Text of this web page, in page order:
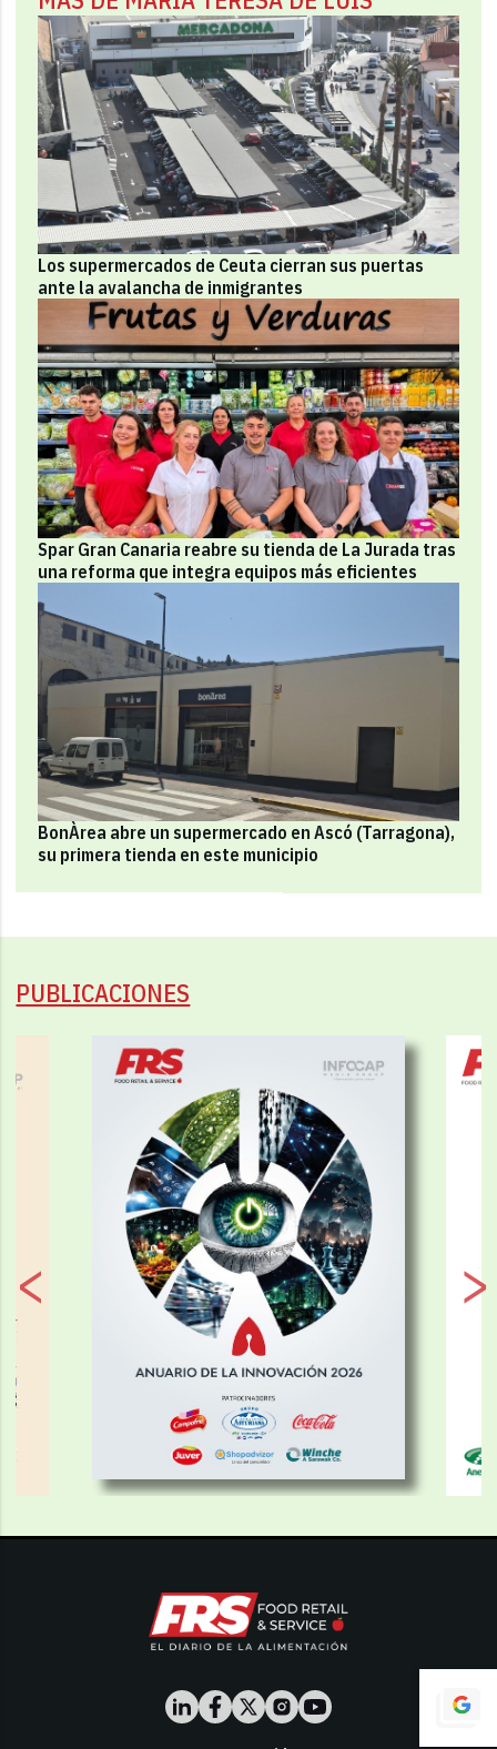
Los supermercados de Ceuta cierran sus puertas
ante la avalancha de inmigrantes
Spar Gran Canaria reabre su tienda de La Jurada tras
una reforma que integra equipos más eficientes
BonÀrea abre un supermercado en Ascó (Tarragona),
su primera tienda en este municipio
PUBLICACIONES